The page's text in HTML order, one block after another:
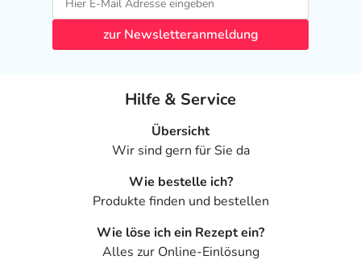
zur Newsletteranmeldung
Hilfe & Service
Übersicht
Wir sind gern für Sie da
Wie bestelle ich?
Produkte finden und bestellen
Wie löse ich ein Rezept ein?
Alles zur Online-Einlösung